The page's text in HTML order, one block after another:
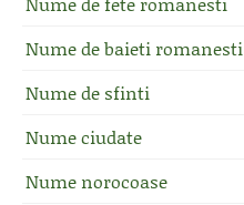
Nume de baieti romanesti
Nume de sfinti
Nume ciudate
Nume norocoase